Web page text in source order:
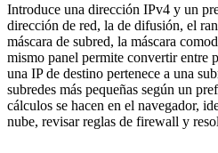
Introduce una dirección IPv4 y un
dirección de red, la de difusión, el
máscara de subred, la máscara
mismo panel permite convertir entre
una IP de destino pertenece a una
subredes más pequeñas según un
cálculos se hacen en el navegador,
nube, revisar reglas de firewall y